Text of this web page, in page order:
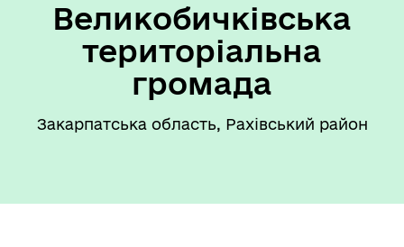
Великобичківська
територіальна
громада
Закарпатська область, Рахівський район